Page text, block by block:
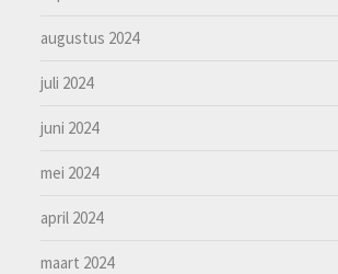
augustus 2024
juli 2024
juni 2024
mei 2024
april 2024
maart 2024